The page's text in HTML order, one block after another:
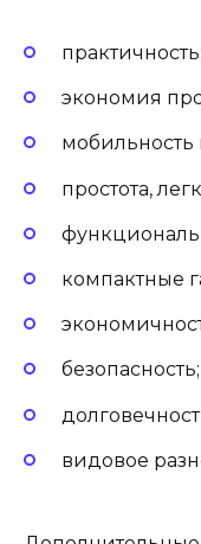
практичность;
экономия
мобильность
простота,
компактные
безопасность;
видовое